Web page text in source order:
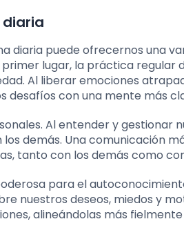
diaria
diaria puede ofrecernos una
lugar, la práctica regular
Al liberar emociones
desafíos con una mente más
Al entender y gestionar
demás. Una comunicación
tanto con los demás como
para el
nuestros deseos, miedos y
alineándolas más